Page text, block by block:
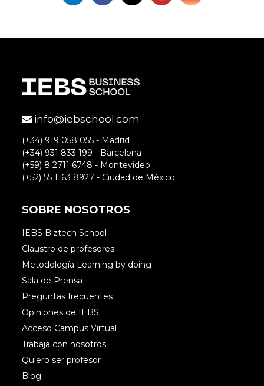
info@iebschool.com
(+34) 919 058 055 - Madrid
(+34) 931 833 199 - Barcelona
(+59) 8 2711 6748 - Montevideo
(+52) 55 1163 8927 - Ciudad de México
SOBRE NOSOTROS
IEBS Biztech School
Claustro de profesores
Metodología Learning by doing
Sala de Prensa
Preguntas frecuentes
Opiniones de IEBS
Acceso Campus Virtual
Trabaja con nosotros
Quiero ser profesor
Blog